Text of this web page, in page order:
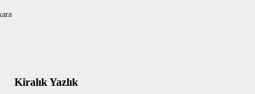
Kiralık Yazlık